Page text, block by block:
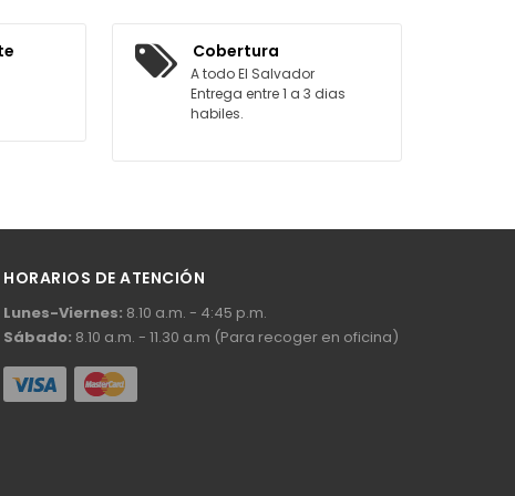
Cobertura
A todo El Salvador
Entrega entre 1 a 3 dias
habiles.
HORARIOS DE ATENCIÓN
Lunes-Viernes: 8.10 a.m. - 4:45 p.m.
Sábado: 8.10 a.m. - 11.30 a.m (Para recoger en oficina)